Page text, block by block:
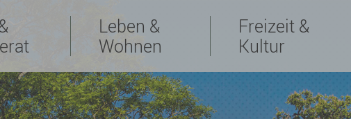
Leben &
Wohnen
Freizeit &
Kultur